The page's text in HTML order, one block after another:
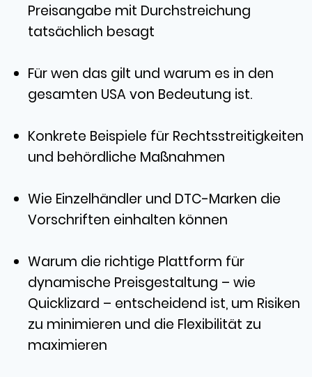
Preisangabe mit Durchstreichung
tatsächlich besagt
Für wen das gilt und warum es in den
gesamten USA von Bedeutung ist.
Konkrete Beispiele für Rechtsstreitigkeiten
und behördliche Maßnahmen
Wie Einzelhändler und DTC-Marken die
Vorschriften einhalten können
Warum die richtige Plattform für
dynamische Preisgestaltung – wie
Quicklizard – entscheidend ist, um Risiken
zu minimieren und die Flexibilität zu
maximieren